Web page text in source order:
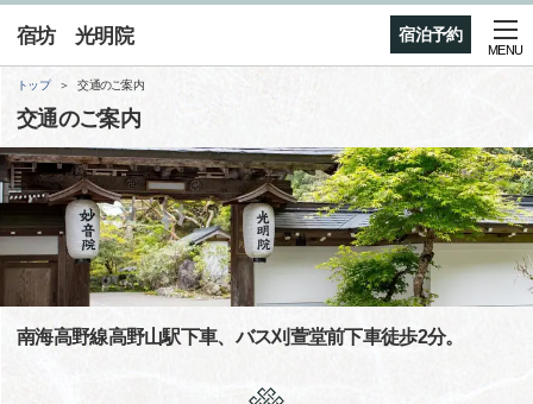
宿泊予約
宿坊 光明院
MENU
トップ 交通のご案内
交通のご案内
南海高野線高野山駅下車、バス刈萱堂前下車徒歩2分。